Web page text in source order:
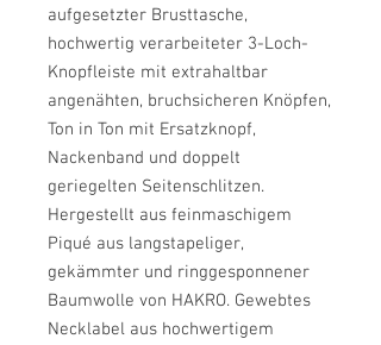
aufgesetzter Brusttasche,
hochwertig verarbeiteter 3-Loch-
Knopfleiste mit extrahaltbar
angenähten, bruchsicheren Knöpfen,
Ton in Ton mit Ersatzknopf,
Nackenband und doppelt
geriegelten Seitenschlitzen.
Hergestellt aus feinmaschigem
Piqué aus langstapeliger,
gekämmter und ringgesponnener
Baumwolle von HAKRO. Gewebtes
Necklabel aus hochwertigem